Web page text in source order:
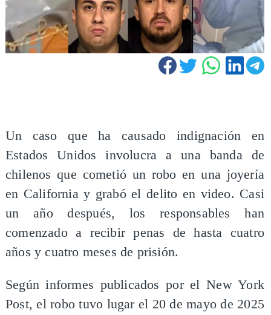
Un caso que ha causado indignación en
Estados Unidos involucra a una banda de
chilenos que cometió un robo en una joyería
en California y grabó el delito en video. Casi
un año después, los responsables han
comenzado a recibir penas de hasta cuatro
años y cuatro meses de prisión.
Según informes publicados por el New York
Post, el robo tuvo lugar el 20 de mayo de 2025